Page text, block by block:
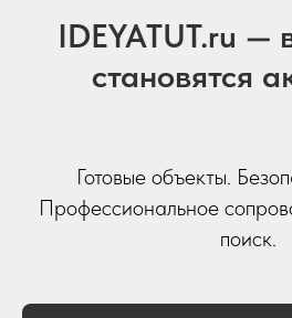
IDEYATUT.ru —
становятся
Готовые объекты.
Профессиональное
поиск.